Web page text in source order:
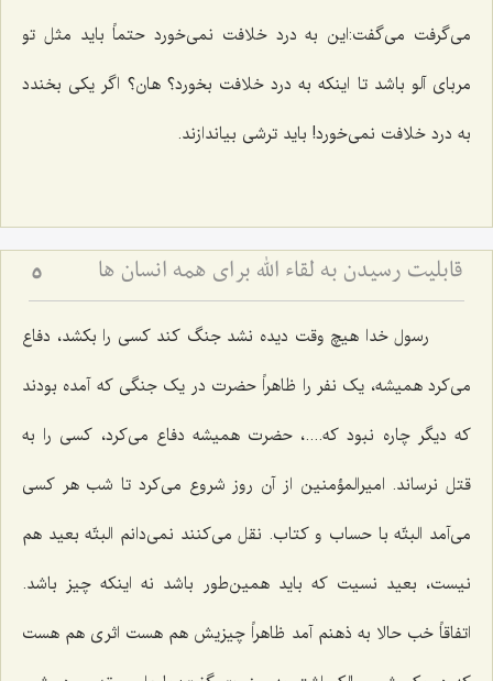
می‌گرفت می‌گفت:این به درد خلافت نمی‌خورد حتماً باید مثل تو
مربای آلو باشد تا اینکه به درد خلافت بخورد؟ هان؟ اگر یکی بخندد
به درد خلافت نمی‌خورد! باید ترشی بیاندازند.
قابلیت رسیدن به لقاء اللَه برای همه انسان ها 5
رسول خدا هیچ وقت دیده نشد جنگ کند کسی را بکشد، دفاع
می‌کرد همیشه، یک نفر را ظاهراً حضرت در یک جنگی که آمده بودند
که دیگر چاره نبود که....، حضرت همیشه دفاع می‌کرد، کسی را به
قتل نرساند. امیرالمؤمنین از آن روز شروع می‌کرد تا شب هر کسی
می‌آمد البتّه با حساب و کتاب. نقل می‌کنند نمی‌دانم البتّه بعید هم
نیست، بعید نسیت که باید همین‌طور باشد نه اینکه چیز باشد.
اتفاقاً خب حالا به ذهنم آمد ظاهراً چیزیش هم هست اثری هم هست